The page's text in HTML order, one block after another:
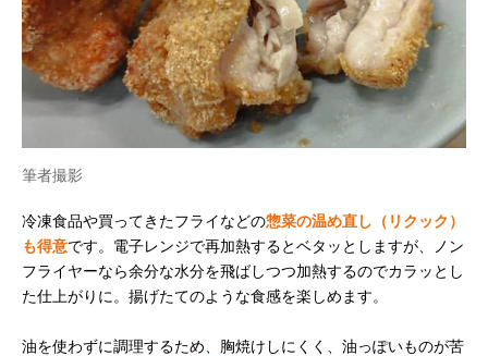
筆者撮影
冷凍食品や買ってきたフライなどの惣菜の温め直し（リクック）
も得意です。電子レンジで再加熱するとベタッとしますが、ノン
フライヤーなら余分な水分を飛ばしつつ加熱するのでカラッとし
た仕上がりに。揚げたてのような食感を楽しめます。
油を使わずに調理するため、胸焼けしにくく、油っぽいものが苦